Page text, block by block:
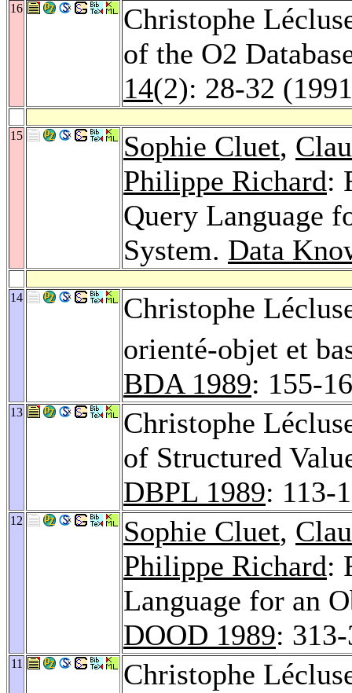
16
Christophe
of the O2
14(2): 28-32
15 Sophie Cluet,
Philippe Richard:
Query Language
System. Data
14
Christophe
orienté-objet et
BDA 1989: 155-
13
Christophe
of Structured
DBPL 1989: 113-
12 Sophie Cluet,
Philippe Richard:
Language for an
DOOD 1989:
11
Christophe